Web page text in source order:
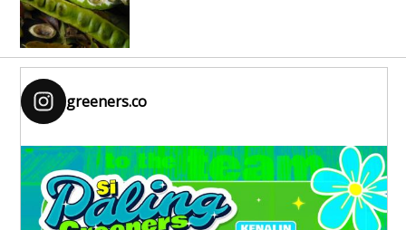
greeners.co